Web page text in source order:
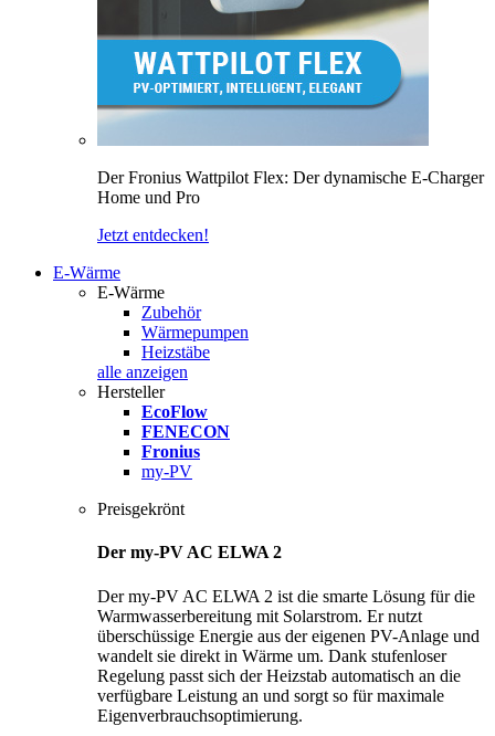
Der Fronius Wattpilot Flex: Der dynamische E-Charger
Home und Pro
Jetzt entdecken!
E-Wärme
E-Wärme
Zubehör
Wärmepumpen
Heizstäbe
alle anzeigen
Hersteller
EcoFlow
FENECON
Fronius
my-PV
Preisgekrönt
Der my-PV AC ELWA 2
Der my-PV AC ELWA 2 ist die smarte Lösung für die
Warmwasserbereitung mit Solarstrom. Er nutzt
überschüssige Energie aus der eigenen PV-Anlage und
wandelt sie direkt in Wärme um. Dank stufenloser
Regelung passt sich der Heizstab automatisch an die
verfügbare Leistung an und sorgt so für maximale
Eigenverbrauchsoptimierung.